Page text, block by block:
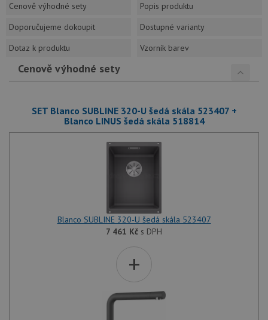
Cenově výhodné sety
Popis produktu
Doporučujeme dokoupit
Dostupné varianty
Dotaz k produktu
Vzorník barev
Cenově výhodné sety
SET Blanco SUBLINE 320-U šedá skála 523407 +
Blanco LINUS šedá skála 518814
Blanco SUBLINE 320-U šedá skála 523407
7 461 Kč s DPH
+